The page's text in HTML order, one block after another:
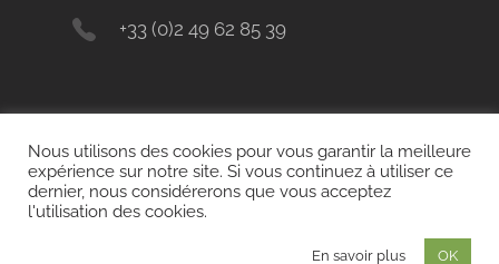
+33 (0)2 49 62 85 39
Copyright 2021 © Land'Act
Nous utilisons des cookies pour vous garantir la meilleure
expérience sur notre site. Si vous continuez à utiliser ce
dernier, nous considérerons que vous acceptez
l'utilisation des cookies.
En savoir plus OK